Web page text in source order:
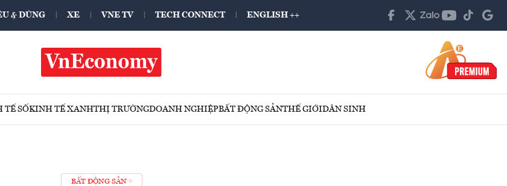
& DÙNG XE VNE TV TECH CONNECT ENGLISH ++
TẾ SỐKINH TẾ XANHTHỊ TRƯỜNGDOANH NGHIỆPBẤT ĐỘNG SẢNTHẾ GIỚIDÂN SINH
BẤT ĐỘNG SẢN